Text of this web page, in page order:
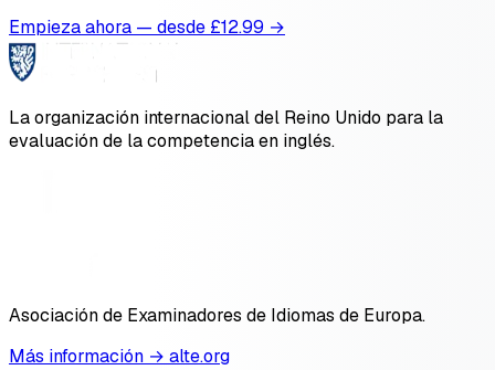
Empieza ahora — desde £12.99 →
La organización internacional del Reino Unido para la
evaluación de la competencia en inglés.
Asociación de Examinadores de Idiomas de Europa.
Más información → alte.org